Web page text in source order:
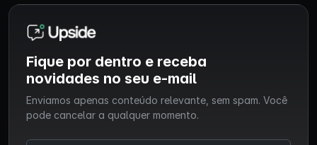
Fique por dentro e receba
novidades no seu e-mail
Enviamos apenas conteúdo relevante, sem spam. Você
pode cancelar a qualquer momento.